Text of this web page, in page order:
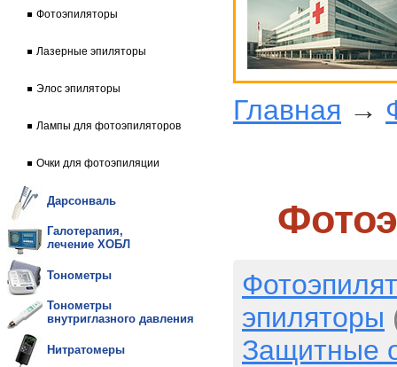
Фотоэпиляторы
Лазерные эпиляторы
Элос эпиляторы
Лампы для фотоэпиляторов
Очки для фотоэпиляции
Дарсонваль
Галотерапия,
лечение ХОБЛ
Тонометры
Тонометры
внутриглазного давления
Нитратомеры
Главная →
эпиляторы
Защитные